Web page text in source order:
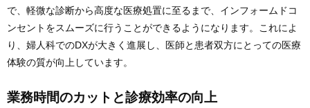
で、軽微な診断から高度な医療処置に至るまで、インフォームドコ
ンセントをスムーズに行うことができるようになります。これによ
り、婦人科でのDXが大きく進展し、医師と患者双方にとっての医療
体験の質が向上しています。
業務時間のカットと診療効率の向上